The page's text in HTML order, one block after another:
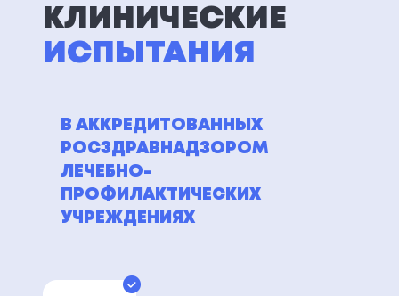
КЛИНИЧЕСКИЕ
ИСПЫТАНИЯ
В АККРЕДИТОВАННЫХ
РОСЗДРАВНАДЗОРОМ
ЛЕЧЕБНО-
ПРОФИЛАКТИЧЕСКИХ
УЧРЕЖДЕНИЯХ